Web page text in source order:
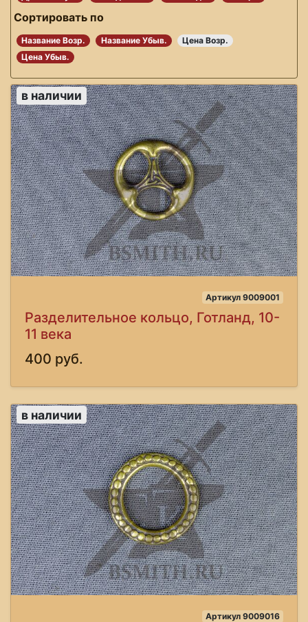
Сортировать по
Название Возр. Название Убыв.
Цена Возр.
Цена Убыв.
в наличии
Артикул 9009001
Разделительное кольцо, Готланд, 10-
11 века
400 руб.
в наличии
Артикул 9009016